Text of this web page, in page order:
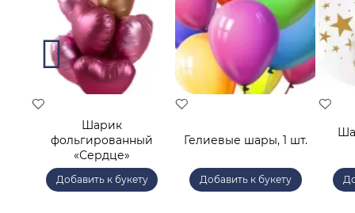
Шарик
фольгированный
«Сердце»
Добавить к букету
Гелиевые шары, 1 шт.
Добавить к букету